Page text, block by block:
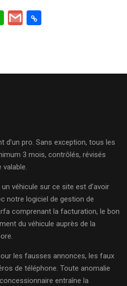
d’un pro. Sans exception, tous les
3 mois, contrôlés, révisés
véhicule sur ce site est d’avoir
notre logiciel de gestion de
comprenant la facturation, le bon
du véhicule auprès de la
les fausses annonces, les faux
de téléphone. Toute anomalie
entraîne la